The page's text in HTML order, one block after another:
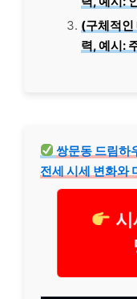
(구체적인
력, 예시:
쌍문동 드림하
전세 시세 변화와
시